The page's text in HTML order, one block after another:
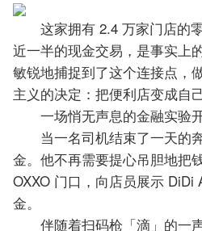
这家拥有 2.4 万家门店的
近一半的现金交易，是事实上
敏锐地捕捉到了这个连接点，
主义的决定：把便利店变成自
一场悄无声息的金融实验
当一名司机结束了一天的
金。他不再需要提心吊胆地把
OXXO 门口，向店员展示 DiDi
金。
伴随着扫码枪「滴」的一